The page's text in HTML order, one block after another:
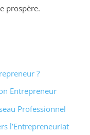
prospère.
?
Entrepreneur
Professionnel
l’Entrepreneuriat